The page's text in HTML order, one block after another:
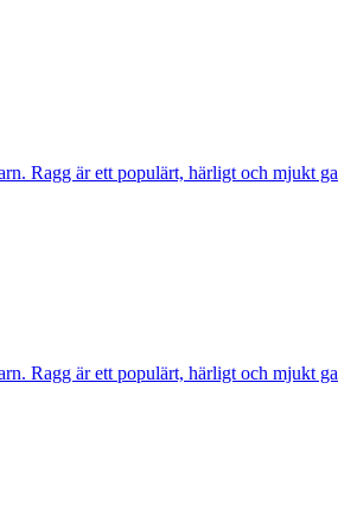
Ragg är ett populärt, härligt och
Ragg är ett populärt, härligt och